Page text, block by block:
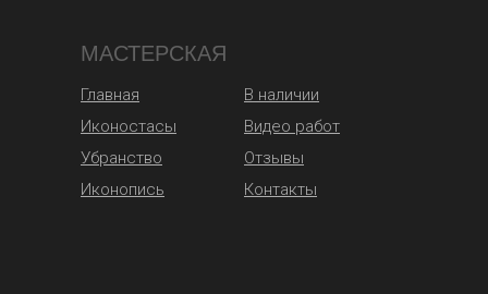
МАСТЕРСКАЯ
Главная
Иконостасы
Убранство
Видео работ
Отзывы
Контакты
Иконопись
В наличии